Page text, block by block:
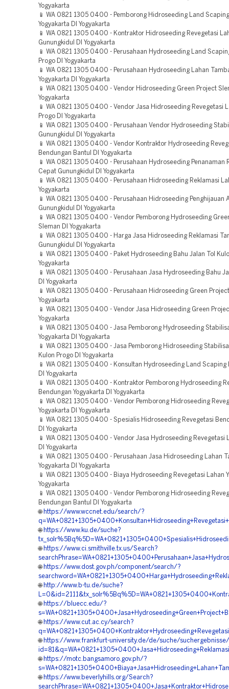
Yogyakarta
📱 WA 0821 1305 0400 - Pemborong Hidroseeding Land
Yogyakarta DI Yogyakarta
📱 WA 0821 1305 0400 - Kontraktor Hidroseeding Revegetasi
Gunungkidul DI Yogyakarta
📱 WA 0821 1305 0400 - Perusahaan Hydroseeding Land
Progo DI Yogyakarta
📱 WA 0821 1305 0400 - Perusahaan Hydroseeding Lahan
Yogyakarta DI Yogyakarta
📱 WA 0821 1305 0400 - Vendor Hidroseeding Green Project
Yogyakarta
📱 WA 0821 1305 0400 - Vendor Jasa Hidroseeding Revegetasi
Progo DI Yogyakarta
📱 WA 0821 1305 0400 - Perusahaan Vendor Hydroseeding
Gunungkidul DI Yogyakarta
📱 WA 0821 1305 0400 - Vendor Kontraktor Hydroseeding
Bendungan Bantul DI Yogyakarta
📱 WA 0821 1305 0400 - Perusahaan Hydroseeding Penanaman
Cepat Gunungkidul DI Yogyakarta
📱 WA 0821 1305 0400 - Perusahaan Hidroseeding Reklamasi
Yogyakarta
📱 WA 0821 1305 0400 - Perusahaan Hidroseeding Penghijauan
Gunungkidul DI Yogyakarta
📱 WA 0821 1305 0400 - Vendor Pemborong Hydroseeding
Sleman DI Yogyakarta
📱 WA 0821 1305 0400 - Harga Jasa Hidroseeding Reklamasi
Gunungkidul DI Yogyakarta
📱 WA 0821 1305 0400 - Paket Hydroseeding Bahu Jalan Tol
Yogyakarta
📱 WA 0821 1305 0400 - Perusahaan Jasa Hydroseeding Bahu
DI Yogyakarta
📱 WA 0821 1305 0400 - Perusahaan Hidroseeding Green
Yogyakarta
📱 WA 0821 1305 0400 - Vendor Jasa Hidroseeding Green
Yogyakarta
📱 WA 0821 1305 0400 - Jasa Pemborong Hydroseeding
Yogyakarta DI Yogyakarta
📱 WA 0821 1305 0400 - Jasa Pemborong Hidroseeding
Kulon Progo DI Yogyakarta
📱 WA 0821 1305 0400 - Konsultan Hydroseeding Land Scaping
DI Yogyakarta
📱 WA 0821 1305 0400 - Kontraktor Pemborong Hydroseeding
Bendungan Yogyakarta DI Yogyakarta
📱 WA 0821 1305 0400 - Vendor Pemborong Hidroseeding
Yogyakarta DI Yogyakarta
📱 WA 0821 1305 0400 - Spesialis Hidroseeding Revegetasi
DI Yogyakarta
📱 WA 0821 1305 0400 - Vendor Jasa Hydroseeding Revegetasi
DI Yogyakarta
📱 WA 0821 1305 0400 - Perusahaan Jasa Hidroseeding Lahan
Yogyakarta DI Yogyakarta
📱 WA 0821 1305 0400 - Biaya Hydroseeding Revegetasi Lahan
Yogyakarta
📱 WA 0821 1305 0400 - Vendor Pemborong Hidroseeding
Bendungan Bantul DI Yogyakarta
🌐 https://www.wccnet.edu/search/?
🌐 https://www.ku.de/suche?
🌐 https://www.ci.smithville.tx.us/Search?
🌐 https://www.dost.gov.ph/component/search/?
🌐 http://www.b-tu.de/suche?
🌐 https://bluecc.edu/?
🌐 https://www.cut.ac.cy/search?
🌐 https://www.frankfurt-university.de/de/suche/
🌐 https://motc.bangsamoro.gov.ph/?
🌐 https://www.beverlyhills.org/Search?